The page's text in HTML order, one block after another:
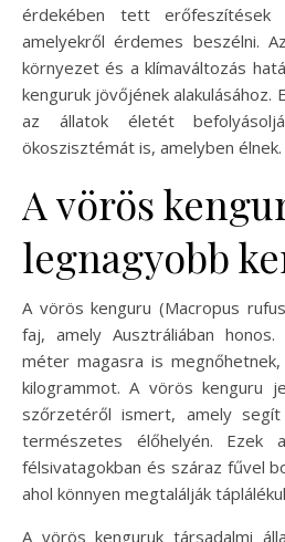
érdekében tett erőfeszítések
amelyekről érdemes beszélni.
környezet és a klímaváltozás
kenguruk jövőjének alakulásához.
az állatok életét
ökoszisztémát is, amelyben élnek.
A vörös
legnagyobb
A vörös kenguru (Macropus
faj, amely Ausztráliában
méter magasra is
kilogrammot. A vörös kenguru
szőrzetéről ismert, amely
természetes élőhelyén. Ezek
félsivatagokban és száraz fűvel
ahol könnyen megtalálják
A vörös kenguruk társadalmi